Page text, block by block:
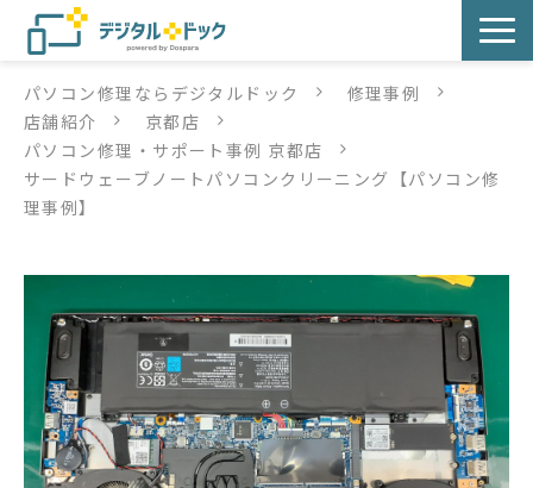
パソコン修理
サービス
デジタルドックブログ
パソコン修理ならデジタルドック
修理事例
店舗紹介
京都店
パソコン修理・サポート事例 京都店
サードウェーブノートパソコンクリーニング【パソコン修
理事例】